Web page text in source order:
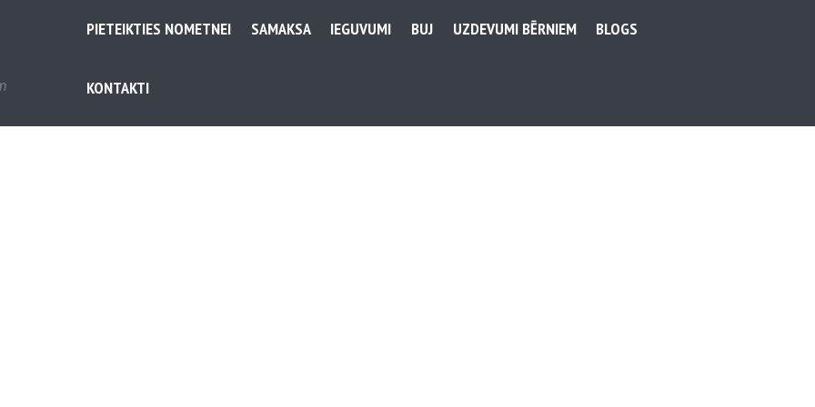
PIETEIKTIES NOMETNEI SAMAKSA IEGUVUMI BUJ UZDEVUMI BĒRNIEM BLOGS
KONTAKTI